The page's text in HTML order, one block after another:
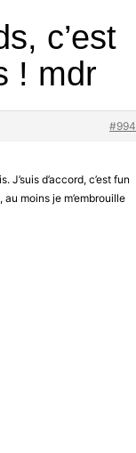
c’est
! mdr
#994
d’accord, c’est fun
moins je m’embrouille